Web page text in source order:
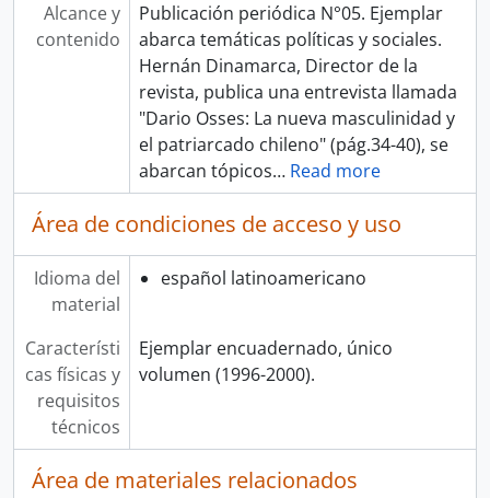
Alcance y
contenido
Publicación periódica N°05. Ejemplar
abarca temáticas políticas y sociales.
Hernán Dinamarca, Director de la
revista, publica una entrevista llamada
"Dario Osses: La nueva masculinidad y
el patriarcado chileno" (pág.34-40), se
abarcan tópicos… Read more
Área de condiciones de acceso y uso
Idioma del
material
español latinoamericano
Característi
cas físicas y
requisitos
técnicos
Ejemplar encuadernado, único
volumen (1996-2000).
Área de materiales relacionados